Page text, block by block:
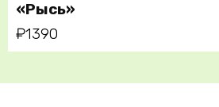
«Рысь»
₽1390